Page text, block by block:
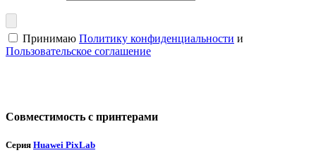
Принимаю Политику конфиденциальности и
Пользовательское соглашение
Совместимость с принтерами
Серия Huawei PixLab